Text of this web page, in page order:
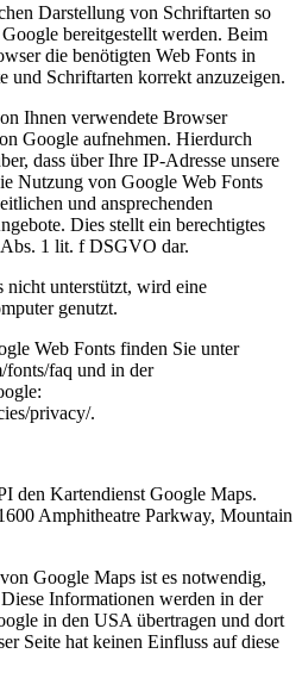
Darstellung von Schriftarten so
bereitgestellt werden. Beim
die benötigten Web Fonts in
und Schriftarten korrekt anzuzeigen.
Ihnen verwendete Browser
Google aufnehmen. Hierdurch
dass über Ihre IP-Adresse unsere
Nutzung von Google Web Fonts
und ansprechenden
Dies stellt ein berechtigtes
1 lit. f DSGVO dar.
nicht unterstützt, wird eine
genutzt.
Web Fonts finden Sie unter
fonts/faq und in der
privacy/.
den Kartendienst Google Maps.
Amphitheatre Parkway, Mountain
Google Maps ist es notwendig,
Informationen werden in der
in den USA übertragen und dort
Seite hat keinen Einfluss auf diese